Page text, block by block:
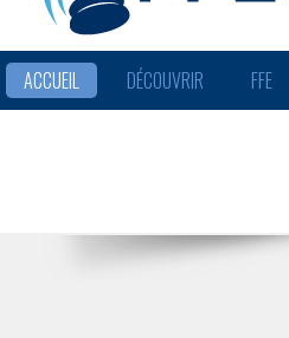
ACCUEIL DÉCOUVRIR FFE